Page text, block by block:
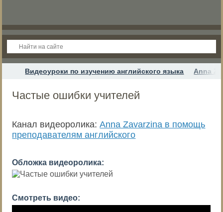
Видеоуроки по изучению английского языка Anna
Частые ошибки учителей
Канал видеоролика:Anna Zavarzina в помощь
преподавателям английского
Обложка видеоролика:
Смотреть видео: